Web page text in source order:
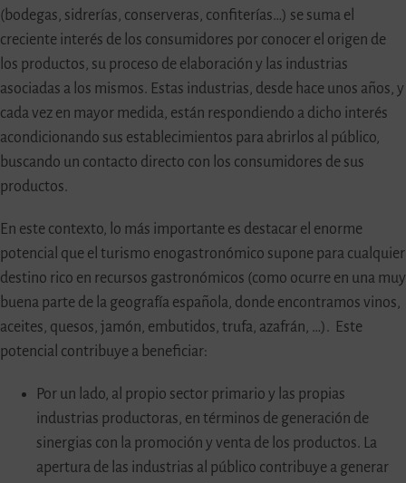
(bodegas, sidrerías, conserveras, confiterías…) se suma el
creciente interés de los consumidores por conocer el origen de
los productos, su proceso de elaboración y las industrias
asociadas a los mismos. Estas industrias, desde hace unos años, y
cada vez en mayor medida, están respondiendo a dicho interés
acondicionando sus establecimientos para abrirlos al público,
buscando un contacto directo con los consumidores de sus
productos.
En este contexto, lo más importante es destacar el enorme
potencial que el turismo enogastronómico supone para cualquier
destino rico en recursos gastronómicos (como ocurre en una muy
buena parte de la geografía española, donde encontramos vinos,
aceites, quesos, jamón, embutidos, trufa, azafrán, …). Este
potencial contribuye a beneficiar:
Por un lado, al propio sector primario y las propias
industrias productoras, en términos de generación de
sinergias con la promoción y venta de los productos. La
apertura de las industrias al público contribuye a generar